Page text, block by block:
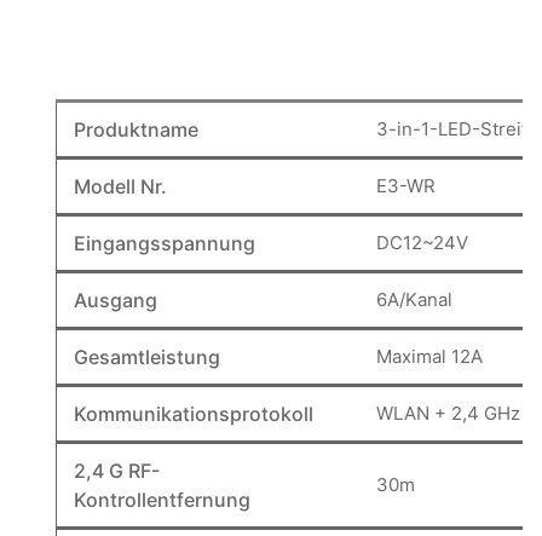
Produktname 3-in-1-LED-
Modell Nr. E3-WR
Eingangsspannung DC12~24V
Ausgang 6A/Kanal
Gesamtleistung Maximal 12A
Kommunikationsprotokoll WLAN + 2,4 GHz
2,4 G RF-
Kontrollentfernung
30m